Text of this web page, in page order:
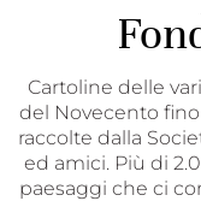
Cartoline delle
del Novecento
raccolte dalla
ed amici. Più di
paesaggi che ci